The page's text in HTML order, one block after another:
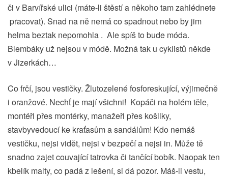
či v Barvířské ulici (máte-li štěstí a někoho tam zahlédnete
pracovat). Snad na ně nemá co spadnout nebo by jim
helma beztak nepomohla . Ale spíš to bude móda.
Blembáky už nejsou v módě. Možná tak u cyklistů někde
v Jizerkách…
Co frčí, jsou vestičky. Žlutozelené fosforeskující, výjimečně
i oranžové. Nechť je mají všichni! Kopáči na holém těle,
montéři přes montérky, manažeři přes košilky,
stavbyvedoucí ke kraťasům a sandálům! Kdo nemáš
vestičku, nejsi vidět, nejsi v bezpečí a nejsi in. Může tě
snadno zajet couvající tatrovka či tančící bobík. Naopak ten
kbelík malty, co padá z lešení, si dá pozor. Máš-li vestu,